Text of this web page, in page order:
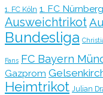
1. FC Köln 1. FC Nürnberg
Ausweichtrikot
Bundesliga
Fans FC Bayern
Gazprom
Heimtrikot Julian